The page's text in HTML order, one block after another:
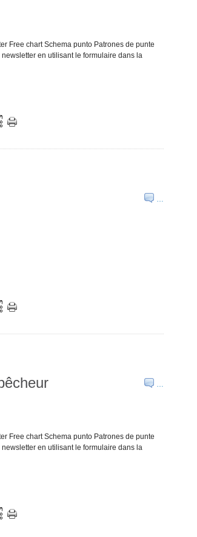
Free chart Schema punto Patrones de punte
en utilisant le formulaire dans la
…
…
Free chart Schema punto Patrones de punte
en utilisant le formulaire dans la